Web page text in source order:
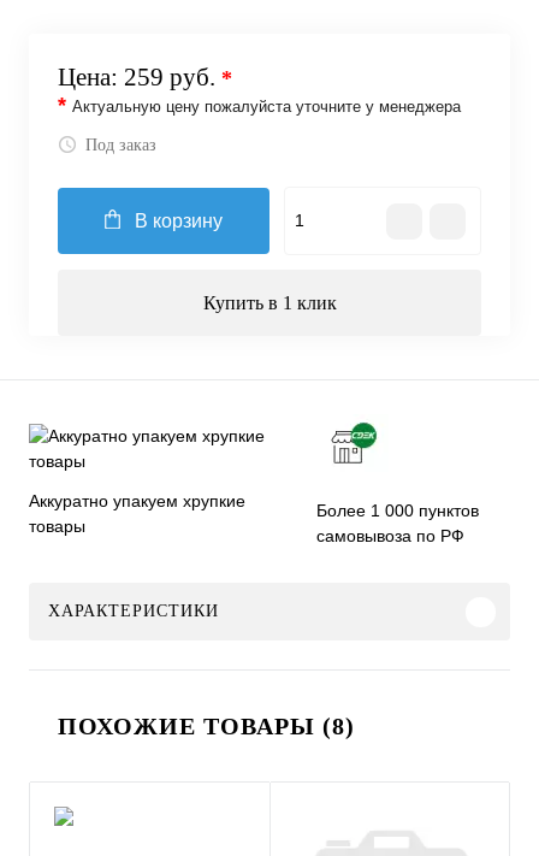
Цена: 259 руб. *
* Актуальную цену пожалуйста уточните у менеджера
Под заказ
В корзину
Купить в 1 клик
Аккуратно упакуем хрупкие
товары
Более 1 000 пунктов
самовывоза по РФ
ХАРАКТЕРИСТИКИ
ПОХОЖИЕ ТОВАРЫ (8)